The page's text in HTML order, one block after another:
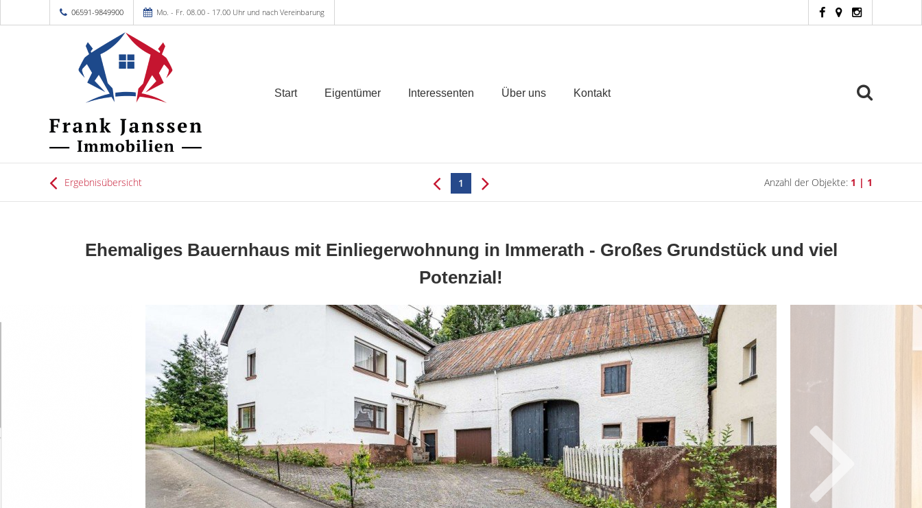
06591-9849900 Mo. - Fr. 08.00 - 17.00 Uhr und nach Vereinbarung
Start Eigentümer Interessenten Über uns Kontakt
Ergebnisübersicht 1 Anzahl der Objekte: 1 | 1
Ehemaliges Bauernhaus mit Einliegerwohnung in Immerath - Großes Grundstück und viel
Potenzial!